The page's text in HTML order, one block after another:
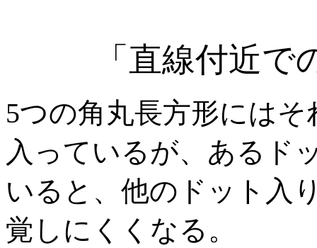
「直線付近
5つの角丸長方形には
入っているが、あるド
いると、他のドット入
覚しにくくなる。